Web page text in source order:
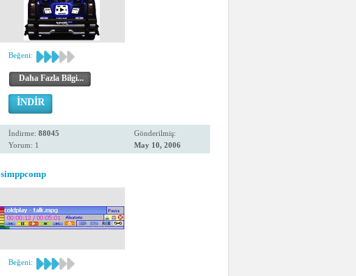
Beğeni:
Daha Fazla Bilgi...
İNDİR
İndirme: 88045
Yorum: 1
Gönderilmiş:
May 10, 2006
simppcomp
Beğeni: